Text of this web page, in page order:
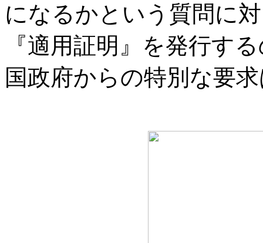
になるかという質問に
『適用証明』を発行す
国政府からの特別な要